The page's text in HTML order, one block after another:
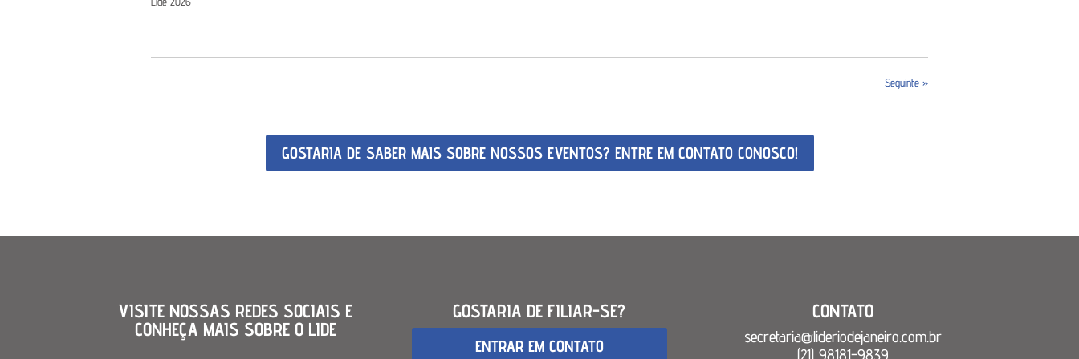
Seguinte »
GOSTARIA DE SABER MAIS SOBRE NOSSOS EVENTOS? ENTRE EM CONTATO CONOSCO!
VISITE NOSSAS REDES SOCIAIS E
CONHEÇA MAIS SOBRE O LIDE
GOSTARIA DE FILIAR-SE?
ENTRAR EM CONTATO
CONTATO
secretaria@lideriodejaneiro.com.br
(21) 98181-9839